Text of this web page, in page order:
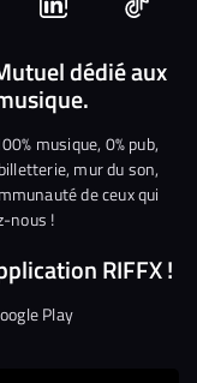
Nous
rejoindre
sur
Linkedin
Nous
dédié aux
musique, 0% pub,
mur du son,
de ceux qui
nous !
RIFFX !
Play